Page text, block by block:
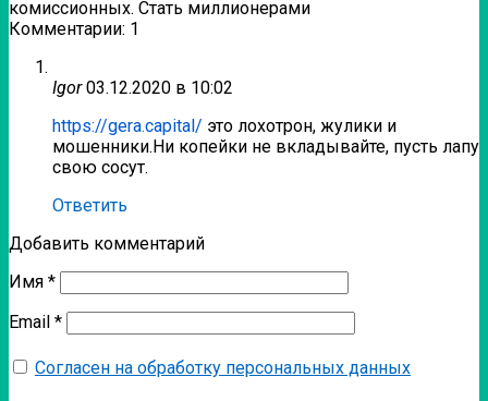
комиссионных. Стать миллионерами
Комментарии: 1
Igor 03.12.2020 в 10:02
https://gera.capital/ это лохотрон, жулики и
мошенники.Ни копейки не вкладывайте, пусть лапу
свою сосут.
Ответить
Добавить комментарий
Имя *
Email *
Согласен на обработку персональных данных